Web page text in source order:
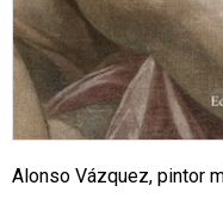
Alonso Vázquez, pintor